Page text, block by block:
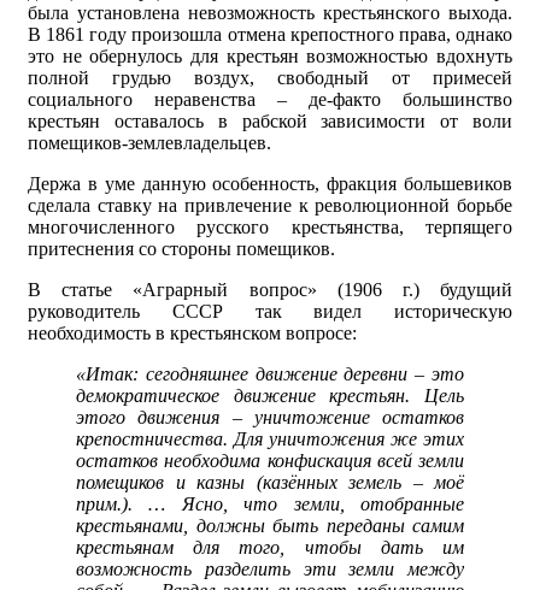
была установлена невозможность крестьянского выхода.
В 1861 году произошла отмена крепостного права, однако
это не обернулось для крестьян возможностью вдохнуть
полной грудью воздух, свободный от примесей
социального неравенства – де-факто большинство
крестьян оставалось в рабской зависимости от воли
помещиков-землевладельцев.
Держа в уме данную особенность, фракция большевиков
сделала ставку на привлечение к революционной борьбе
многочисленного русского крестьянства, терпящего
притеснения со стороны помещиков.
В статье «Аграрный вопрос» (1906 г.) будущий
руководитель СССР так видел историческую
необходимость в крестьянском вопросе:
«Итак: сегодняшнее движение деревни – это
демократическое движение крестьян. Цель
этого движения – уничтожение остатков
крепостничества. Для уничтожения же этих
остатков необходима конфискация всей земли
помещиков и казны (казённых земель – моё
прим.). … Ясно, что земли, отобранные
крестьянами, должны быть переданы самим
крестьянам для того, чтобы дать им
возможность разделить эти земли между